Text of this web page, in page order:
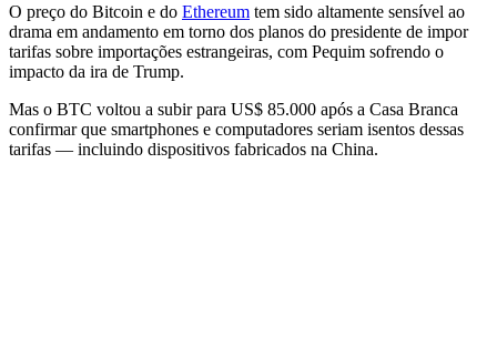
O preço do Bitcoin e do Ethereum tem sido altamente sensível ao
drama em andamento em torno dos planos do presidente de impor
tarifas sobre importações estrangeiras, com Pequim sofrendo o
impacto da ira de Trump.
Mas o BTC voltou a subir para US$ 85.000 após a Casa Branca
confirmar que smartphones e computadores seriam isentos dessas
tarifas — incluindo dispositivos fabricados na China.